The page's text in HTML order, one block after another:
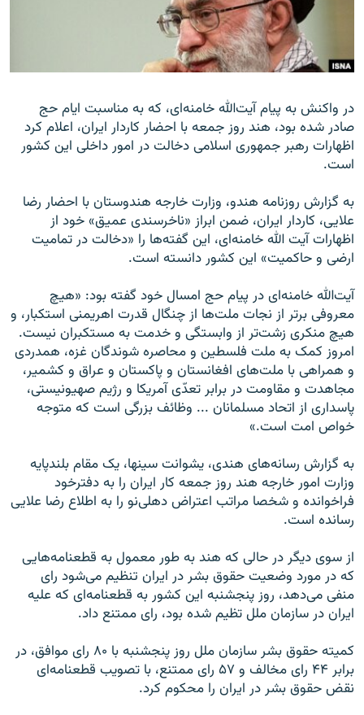
در واکنش به پیام آیت‌الله خامنه‌ای، که به مناسبت ایام حج
صادر شده بود، هند روز جمعه با احضار کاردار ایران، اعلام کرد
اظهارات رهبر جمهوری اسلامی دخالت در امور داخلی این کشور
است.
به گزارش روزنامه هندو، وزارت خارجه هندوستان با احضار رضا
علایی، کاردار ایران، ضمن ابراز «ناخرسندی عمیق» خود از
اظهارات آیت‌ الله خامنه‌ای، این گفته‌ها را «دخالت در تمامیت
ارضی و حاکمیت» این کشور دانسته است.
آیت‌الله خامنه‌ای در پیام حج امسال خود گفته بود: «هیچ
معروفی برتر از نجات ملت‌ها از چنگال قدرت اهریمنی استکبار، و
هیچ منکری زشت‌تر از وابستگی و خدمت به مستکبران نیست.
امروز کمک به ملت فلسطین و محاصره شوندگان غزه، همدردی
و همراهی با ملت‌های افغانستان و پاکستان و عراق و کشمیر،
مجاهدت و مقاومت در برابر تعدّی آمریکا و رژیم صهیونیستی،
پاسداری از اتحاد مسلمانان ... وظائف بزرگی است که متوجه
خواص امت است.»
به گزارش رسانه‌های هندی، یشوانت سینها، یک مقام بلندپایه
وزارت امور خارجه هند روز جمعه کار ایران را به دفترخود
فراخوانده و شخصا مراتب اعتراض دهلی‌نو را به اطلاع رضا علایی
رسانده است.
از سوی دیگر در حالی که هند به طور معمول به قطعنامه‌هایی
که در مورد وضعیت حقوق بشر در ایران تنظیم می‌شود رای
منفی می‌دهد، روز پنجشنبه این کشور به قطعنامه‌ای که علیه
ایران در سازمان ملل تظیم شده بود، رای ممتنع داد.
کميته حقوق بشر سازمان ملل روز پنجشنبه با ۸۰ رای موافق، در
برابر ۴۴ رای مخالف و ۵۷ رای ممتنع، با تصویب قطعنامه‌ای
نقض حقوق بشر در ایران را محکوم کرد.